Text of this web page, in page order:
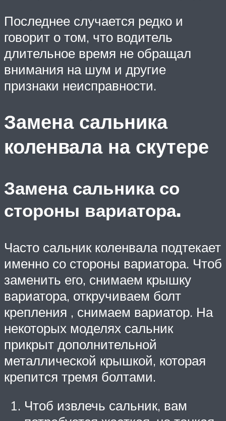
Последнее случается редко и
говорит о том, что водитель
длительное время не обращал
внимания на шум и другие
признаки неисправности.
Замена сальника
коленвала на скутере
Замена сальника со
стороны вариатора.
Часто сальник коленвала подтекает
именно со стороны вариатора. Чтоб
заменить его, снимаем крышку
вариатора, откручиваем болт
крепления , снимаем вариатор. На
некоторых моделях сальник
прикрыт дополнительной
металлической крышкой, которая
крепится тремя болтами.
Чтоб извлечь сальник, вам